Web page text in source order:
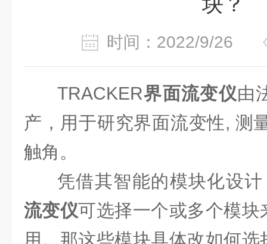
时间：2022/9/26
TRACKER界面流变仪由
产，用于研究界面流变性, 测
触角。
凭借其智能的模块化设
流变仪可选择一个或多个模
用。那这些模块具体改如何